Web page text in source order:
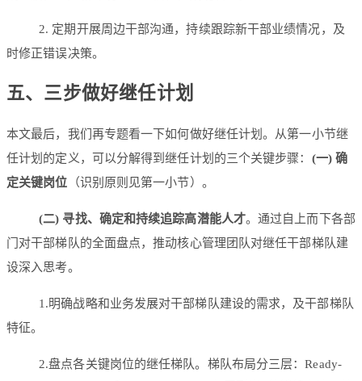
2. 定期开展周边干部沟通，持续跟踪新干部业绩情况，及
时修正错误决策。
五、三步做好继任计划
本文最后，我们再专题看一下如何做好继任计划。从第一小节继
任计划的定义，可以分解得到继任计划的三个关键步骤： (一) 确
定关键岗位 （识别原则见第一小节）。
(二) 寻找、确定和持续追踪高潜能人才。通过自上而下各部
门对干部梯队的全面盘点，推动核心管理团队对继任干部梯队建
设深入思考。
1.明确战略和业务发展对干部梯队建设的需求，及干部梯队
特征。
2.盘点各关键岗位的继任梯队。梯队布局分三层：Ready-